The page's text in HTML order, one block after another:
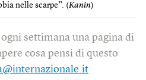
nelle scarpe”. (Kanin)
settimana una pagina di
cosa pensi di questo